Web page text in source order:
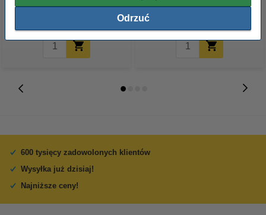
Odrzuć
600 tysięcy zadowolonych klientów
Wysyłka już dzisiaj!
Najniższe ceny!